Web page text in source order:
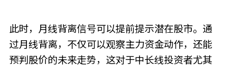
此时，月线背离信号可以提前提示潜在股市。通
过月线背离，不仅可以观察主力资金动作，还能
预判股价的未来走势，这对于中长线投资者尤其